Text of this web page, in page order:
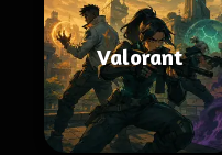
Valorant